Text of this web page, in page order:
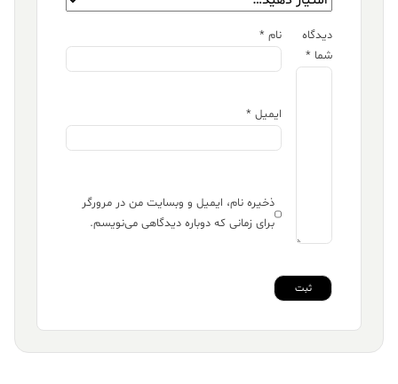
دیدگاه
شما *
نام *
ایمیل *
ذخیره نام، ایمیل و وبسایت من در مرورگر
برای زمانی که دوباره دیدگاهی می‌نویسم.